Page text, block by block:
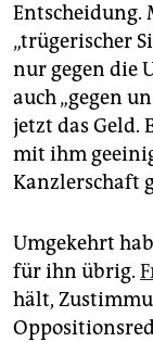
Entscheidung.
„trügerischer
nur gegen die
auch „gegen
jetzt das Geld.
mit ihm
Kanzlerschaft
Umgekehrt
für ihn übrig.
hält,